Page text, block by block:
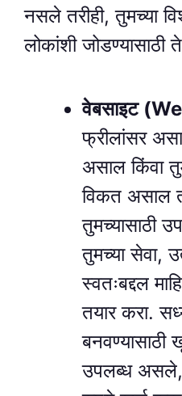
नसले तरीही, तुमच्या
लोकांशी
वेबसाइट
फ्रीलांसर
असाल किंवा
विकत असाल
तुमच्यासाठी
तुमच्या सेवा,
स्वतःबद्दल
तयार करा.
बनवण्यासाठी
उपलब्ध असले,